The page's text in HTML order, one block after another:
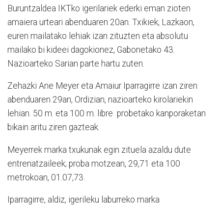
Buruntzaldea IKTko igerilariek ederki eman zioten
amaiera urteari abenduaren 20an. Txikiek, Lazkaon,
euren mailatako lehiak izan zituzten eta absolutu
mailako bi kideei dagokionez, Gabonetako 43.
Nazioarteko Sarian parte hartu zuten.
Zehazki Ane Meyer eta Amaiur Iparragirre izan ziren
abenduaren 29an, Ordizian, nazioarteko kirolariekin
lehian. 50 m. eta 100 m. libre probetako kanporaketan
bikain aritu ziren gazteak.
Meyerrek marka txukunak egin zituela azaldu dute
entrenatzaileek; proba motzean, 29,71 eta 100
metrokoan, 01.07,73.
Iparragirre, aldiz, igerileku laburreko marka